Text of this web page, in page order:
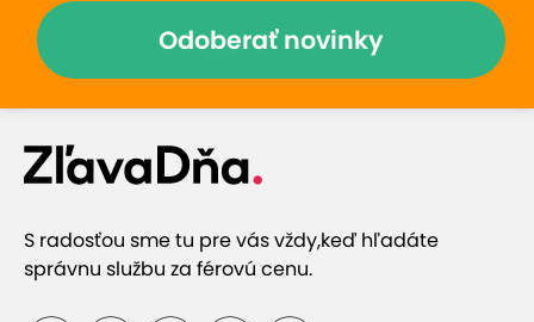
Odoberať novinky
S radosťou sme tu pre vás vždy,keď hľadáte
správnu službu za férovú cenu.